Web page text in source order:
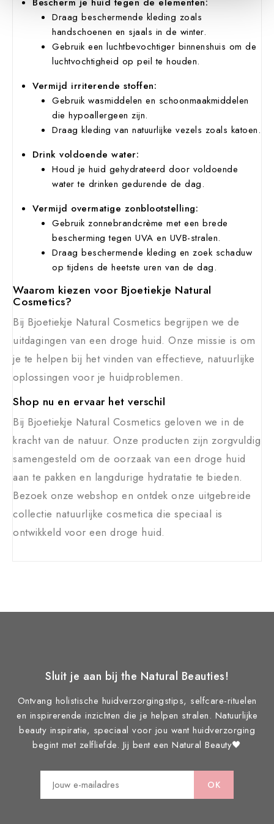
Draag beschermende kleding zoals
handschoenen en sjaals in de winter.
Gebruik een luchtbevochtiger binnenshuis om de
luchtvochtigheid op peil te houden.
Vermijd irriterende stoffen:
Gebruik wasmiddelen en schoonmaakmiddelen
die hypoallergeen zijn.
Draag kleding van natuurlijke vezels zoals katoen.
Drink voldoende water:
Houd je huid gehydrateerd door voldoende
water te drinken gedurende de dag.
Vermijd overmatige zonblootstelling:
Gebruik zonnebrandcrème met een brede
bescherming tegen UVA en UVB-stralen.
Draag beschermende kleding en zoek schaduw
op tijdens de heetste uren van de dag.
Waarom kiezen voor Bjoetiekje Natural
Cosmetics?
Bij Bjoetiekje Natural Cosmetics begrijpen we de
uitdagingen van een droge huid. Onze missie is om
je te helpen bij het vinden van effectieve, natuurlijke
oplossingen voor je huidproblemen.
Shop nu en ervaar het verschil
Bij Bjoetiekje Natural Cosmetics geloven we in de
kracht van de natuur. Onze producten zijn zorgvuldig
samengesteld om de oorzaak van een droge huid
aan te pakken en langdurige hydratatie te bieden.
Bezoek onze webshop en ontdek onze uitgebreide
collectie natuurlijke cosmetica die speciaal is
ontwikkeld voor een droge huid.
Sluit je aan bij the Natural Beauties!
Ontvang holistische huidverzorgingstips, selfcare-rituelen
en inspirerende inzichten die je helpen stralen. Natuurlijke
beauty inspiratie, speciaal voor jou want huidverzorging
begint met zelfliefde. Jij bent een Natural Beauty🖤